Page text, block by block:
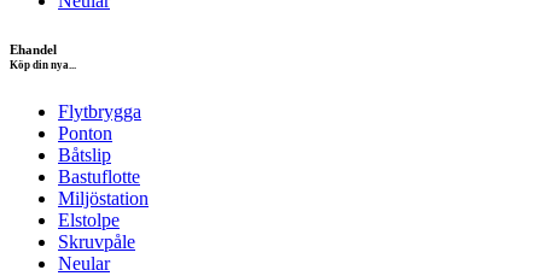
Ehandel
Köp din nya...
Flytbrygga
Ponton
Båtslip
Bastuflotte
Miljöstation
Elstolpe
Skruvpåle
Neular